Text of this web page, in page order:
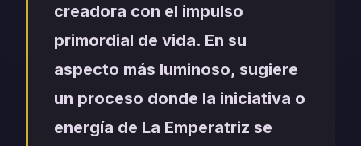
creadora con el impulso
primordial de vida. En su
aspecto más luminoso, sugiere
un proceso donde la iniciativa o
energía de La Emperatriz se